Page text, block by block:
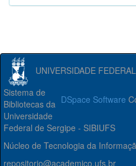
UNIVERSIDADE
DSpace Software
Sistema de
Bibliotecas da
Universidade
Federal de Sergipe - SIBIUFS
Núcleo de Tecnologia da
repositorio@academico.ufs.br